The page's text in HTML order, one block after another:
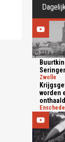
zwolle
worden
enschede